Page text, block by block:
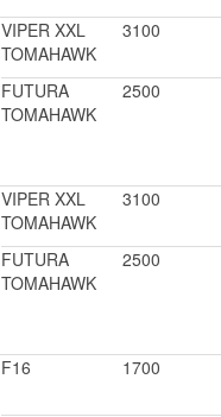
VIPER XXL
TOMAHAWK
3100
FUTURA
TOMAHAWK
2500
VIPER XXL
TOMAHAWK
3100
FUTURA
TOMAHAWK
2500
F16 1700